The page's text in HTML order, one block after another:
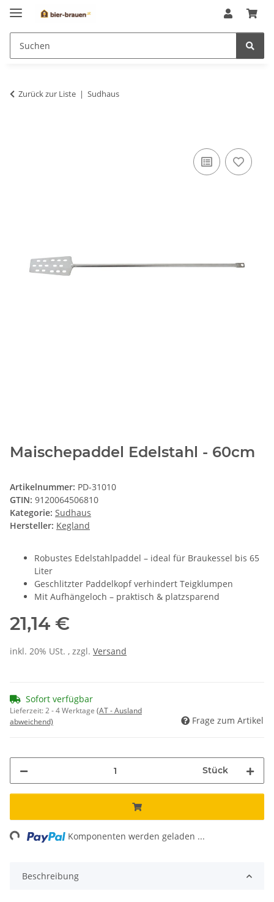
Zurück zur Liste Sudhaus
Maischepaddel Edelstahl - 60cm
Artikelnummer: PD-31010
GTIN: 9120064506810
Kategorie: Sudhaus
Hersteller: Kegland
Robustes Edelstahlpaddel – ideal für Braukessel bis 65
Liter
Geschlitzter Paddelkopf verhindert Teigklumpen
Mit Aufhängeloch – praktisch & platzsparend
21,14 €
inkl. 20% USt. , zzgl. Versand
Sofort verfügbar
Lieferzeit:2 - 4 Werktage (AT - Ausland
abweichend)
Frage zum Artikel
Stück
Komponenten werden geladen ...
Beschreibung